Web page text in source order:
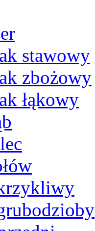
stawowy
zbożowy
łąkowy